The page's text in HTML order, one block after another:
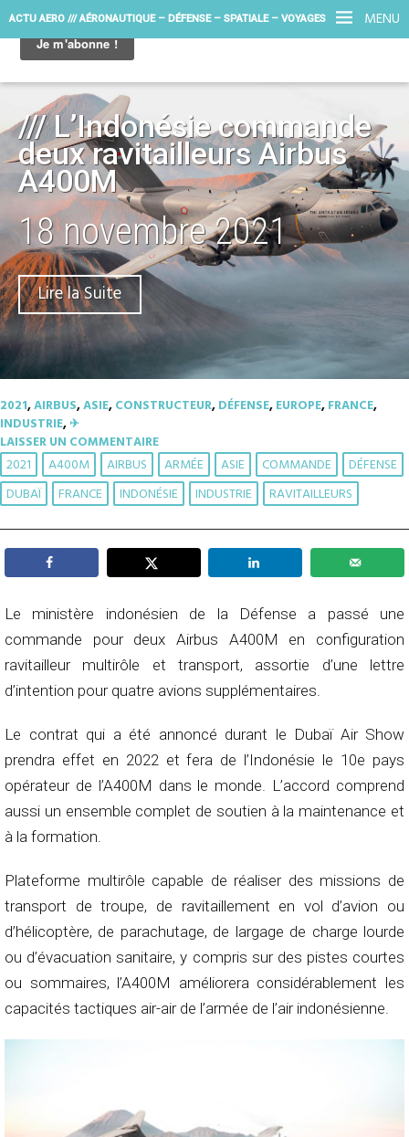
MENU
ACTU AERO /// AÉRONAUTIQUE – DÉFENSE – SPATIALE – VOYAGES
/// L’Indonésie commande
deux ravitailleurs Airbus
A400M
18 novembre 2021
Lire la Suite
2021,AIRBUS,ASIE,CONSTRUCTEUR,DÉFENSE,EUROPE,FRANCE,
INDUSTRIE,✈︎
LAISSER UN COMMENTAIRE
2021 A400M AIRBUS ARMÉE ASIE COMMANDE
DÉFENSE
DUBAÏ
FRANCE INDONÉSIE INDUSTRIE RAVITAILLEURS
Le ministère indonésien de la Défense a passé une
commande pour deux Airbus A400M en configuration
ravitailleur multirôle et transport, assortie d’une lettre
d’intention pour quatre avions supplémentaires.
Le contrat qui a été annoncé durant le Dubaï Air Show
prendra effet en 2022 et fera de l’Indonésie le 10e pays
opérateur de l’A400M dans le monde. L’accord comprend
aussi un ensemble complet de soutien à la maintenance et
à la formation.
Plateforme multirôle capable de réaliser des missions de
transport de troupe, de ravitaillement en vol d’avion ou
d’hélicoptère, de parachutage, de largage de charge lourde
ou d’évacuation sanitaire, y compris sur des pistes courtes
ou sommaires, l’A400M améliorera considérablement les
capacités tactiques air-air de l’armée de l’air indonésienne.